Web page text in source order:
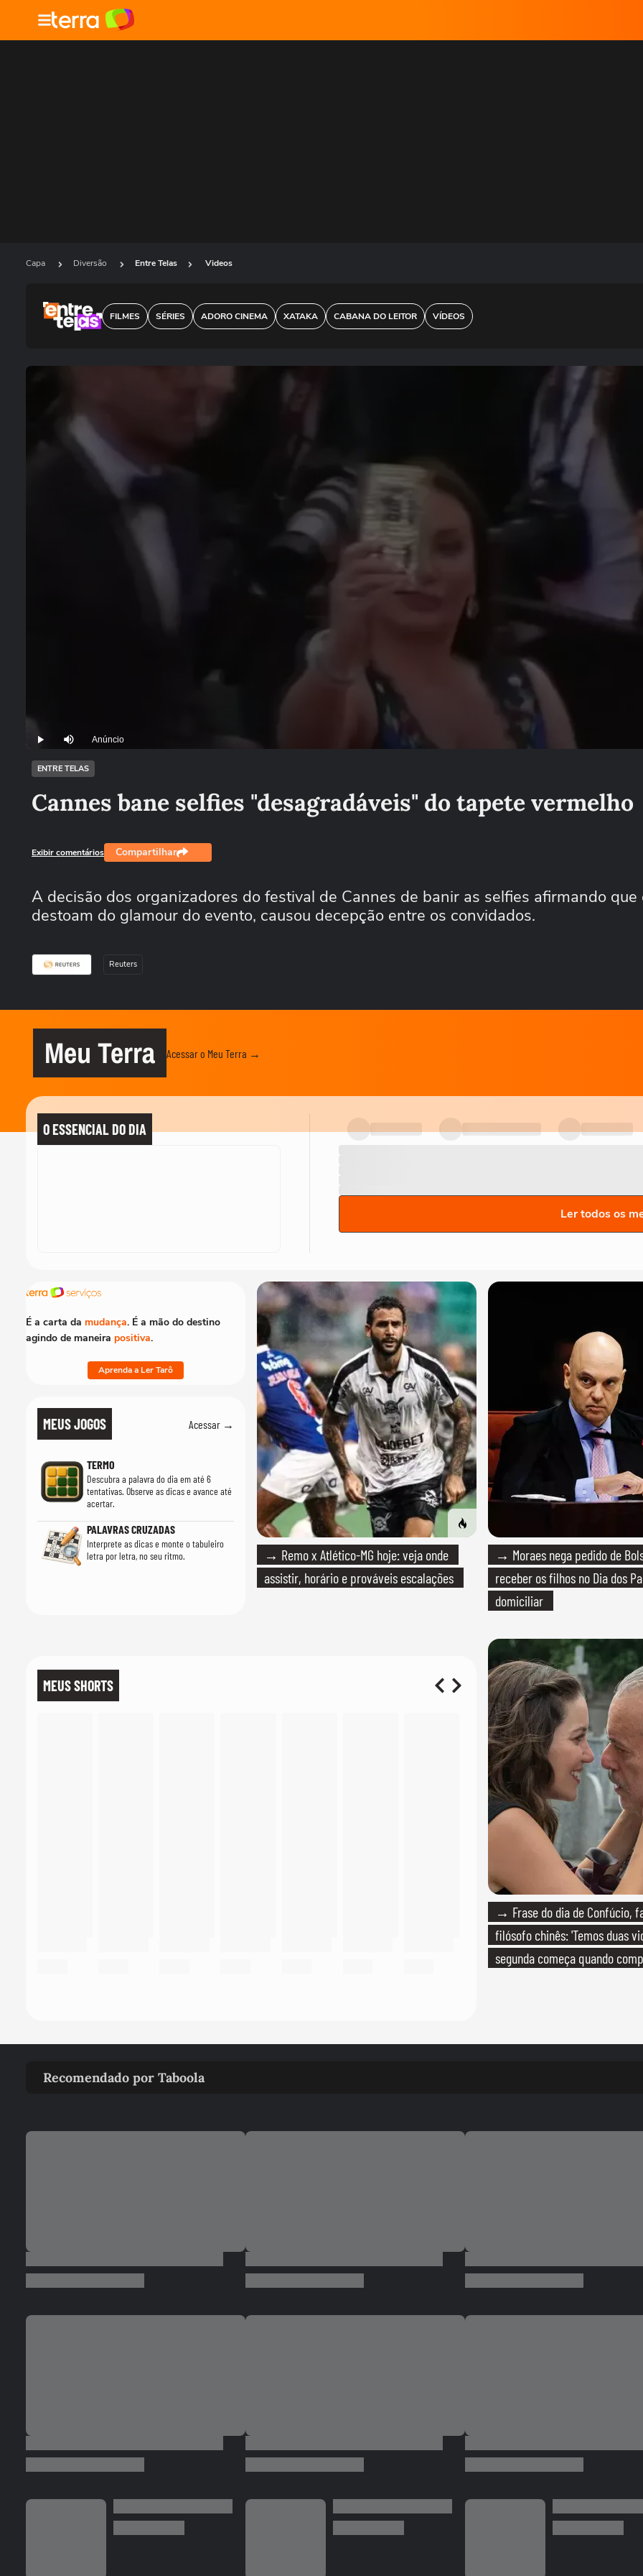
Capa Diversão Entre Telas Videos
FILMES SÉRIES ADORO CINEMA XATAKA CABANA DO LEITOR VÍDEOS
Play Mutar Anúncio
ENTRE TELAS
Cannes bane selfies "desagradáveis" do tapete vermelho
Exibir comentários Compartilhar
A decisão dos organizadores do festival de Cannes de banir as selfies afirmando que
destoam do glamour do evento, causou decepção entre os convidados.
Reuters
Meu Terra Acessar o Meu Terra →
O ESSENCIAL DO DIA
Ler todos os
MEUS JOGOS Acessar →
TERMO
Descubra a palavra do dia em até 6
tentativas. Observe as dicas e avance até
acertar.
PALAVRAS CRUZADAS
Interprete as dicas e monte o tabuleiro
letra por letra, no seu ritmo.
→ Remo x Atlético-MG hoje: veja onde
assistir, horário e prováveis escalações
→ Moraes nega pedido de
receber os filhos no Dia dos
domiciliar
→ Frase do dia de Confúcio,
filósofo chinês: 'Temos duas
segunda começa quando
MEUS SHORTS
É a carta da mudança. É a mão do destino
agindo de maneira positiva.
Aprenda a Ler Tarô
Recomendado por Taboola